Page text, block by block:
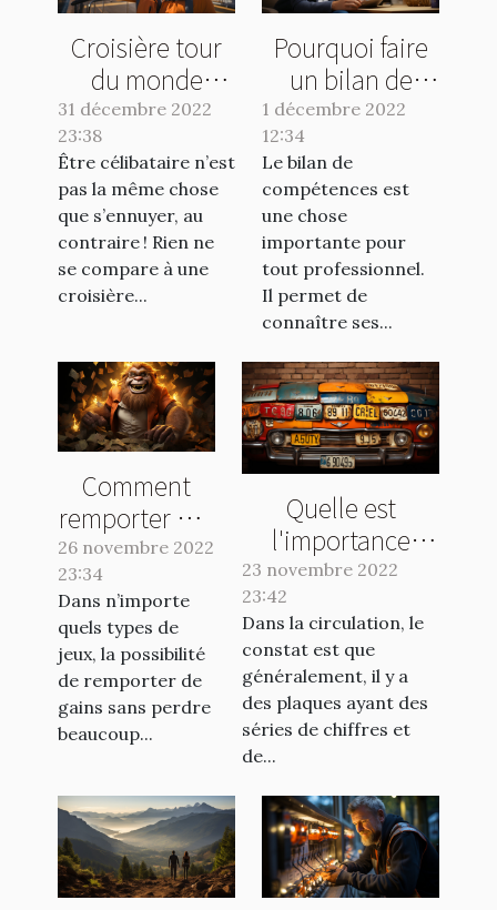
Croisière tour
du monde
célibataire :
pourquoi une
croisière solo ?
31 décembre 2022
23:38
Être célibataire n’est
pas la même chose
que s’ennuyer, au
contraire ! Rien ne
se compare à une
croisière...
Pourquoi faire
un bilan de
compétences ?
1 décembre 2022
12:34
Le bilan de
compétences est
une chose
importante pour
tout professionnel.
Il permet de
connaître ses...
Comment
remporter des
gains en
jouant au
Crash Casino
?
26 novembre 2022
23:34
Dans n’importe
quels types de
jeux, la possibilité
de remporter de
gains sans perdre
beaucoup...
Quelle est
l'importance
d'une plaque
d'immatriculation
?
23 novembre 2022
23:42
Dans la circulation, le
constat est que
généralement, il y a
des plaques ayant des
séries de chiffres et
de...